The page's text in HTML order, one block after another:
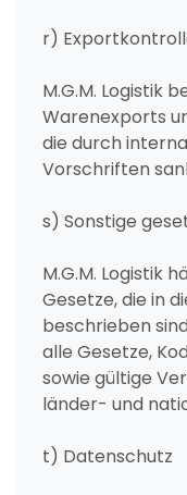
r)
M.G.M. Logistik
Warenexports
die durch
Vorschriften
s) Sonstige
M.G.M. Logistik
Gesetze, die in
beschrieben
alle Gesetze,
sowie gültige
länder- und
t) Datenschutz